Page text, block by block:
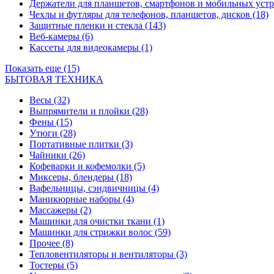
Держатели для планшетов, смартфонов и мобильных
Чехлы и футляры для телефонов, планшетов, дисков (18)
Защитные пленки и стекла (143)
Веб-камеры (6)
Кассеты для видеокамеры (1)
Показать еще (15)
БЫТОВАЯ ТЕХНИКА
Весы (32)
Выпрямители и плойки (28)
Фены (15)
Утюги (28)
Портативные плитки (3)
Чайники (26)
Кофеварки и кофемолки (5)
Миксеры, блендеры (18)
Вафельницы, сэндвичницы (4)
Маникюрные наборы (4)
Массажеры (2)
Машинки для очистки ткани (1)
Машинки для стрижки волос (59)
Прочее (8)
Тепловентиляторы и вентиляторы (3)
Тостеры (5)